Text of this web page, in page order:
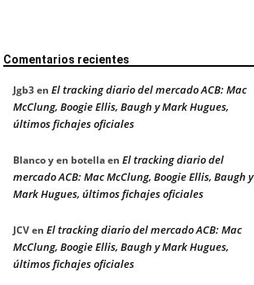
Comentarios recientes
Jgb3en El tracking diario del mercado ACB: Mac
McClung, Boogie Ellis, Baugh y Mark Hugues,
últimos fichajes oficiales
Blanco y en botellaen El tracking diario del
mercado ACB: Mac McClung, Boogie Ellis, Baugh y
Mark Hugues, últimos fichajes oficiales
JCVen El tracking diario del mercado ACB: Mac
McClung, Boogie Ellis, Baugh y Mark Hugues,
últimos fichajes oficiales